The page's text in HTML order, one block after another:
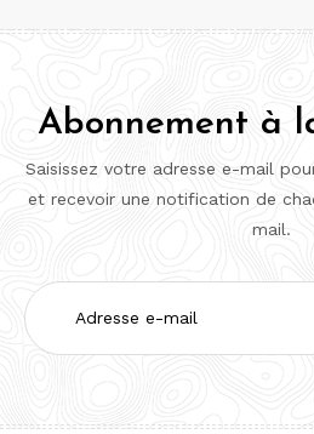
Abonnement à
Saisissez votre adresse e-mail
et recevoir une notification de
mail.
Adresse
e-
mail